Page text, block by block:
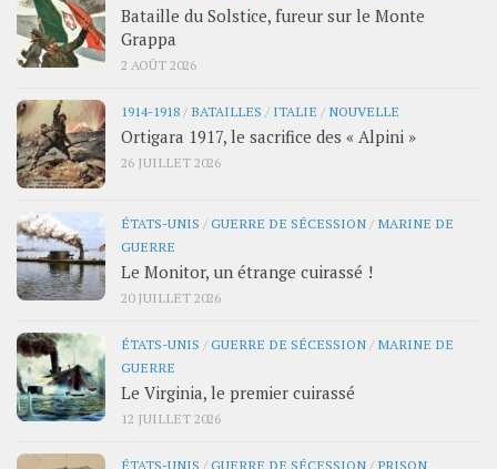
Bataille du Solstice, fureur sur le Monte
Grappa
2 AOÛT 2026
1914-1918 / BATAILLES / ITALIE / NOUVELLE
Ortigara 1917, le sacrifice des « Alpini »
26 JUILLET 2026
ÉTATS-UNIS /GUERRE DE SÉCESSION / MARINE DE
GUERRE
Le Monitor, un étrange cuirassé !
20 JUILLET 2026
ÉTATS-UNIS /GUERRE DE SÉCESSION / MARINE DE
GUERRE
Le Virginia, le premier cuirassé
12 JUILLET 2026
ÉTATS-UNIS /GUERRE DE SÉCESSION / PRISON